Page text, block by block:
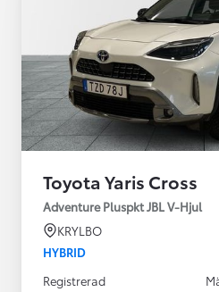
Toyota Yaris Cross
Adventure Pluspkt JBL V-Hjul
KRYLBO
HYBRID
Registrerad